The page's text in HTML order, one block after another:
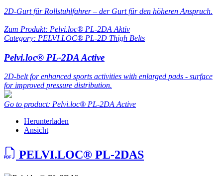
2D-Gurt für Rollstuhlfahrer – der Gurt für den höheren Anspruch.
Zum Produkt: Pelvi.loc® PL-2DA Aktiv
Category: PELVI.LOC® PL-2D Thigh Belts
Pelvi.loc® PL-2DA Active
2D-belt for enhanced sports activities with enlarged pads - surface
for improved pressure distribution.
Go to product: Pelvi.loc® PL-2DA Active
Herunterladen
Ansicht
PELVI.LOC® PL-2DAS